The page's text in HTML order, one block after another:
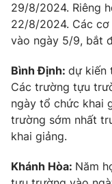
29/8/2024. Riêng
22/8/2024. Các
vào ngày 5/9, bắt
Bình Định: dự kiến
Các trường tựu
ngày tổ chức khai
trường sớm nhất
khai giảng.
Khánh Hòa: Năm